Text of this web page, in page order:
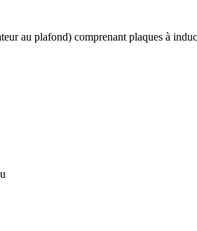
au plafond) comprenant plaques à